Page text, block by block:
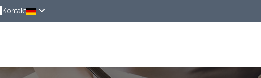
Kontakt